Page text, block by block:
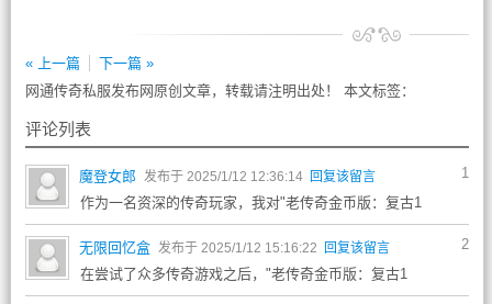
« 上一篇
下一篇 »
网通传奇私服发布网原创文章，转载请注明出处！ 本文标签：
评论列表
1
魔登女郎 发布于 2025/1/12 12:36:14 回复该留言
作为一名资深的传奇玩家，我对"老传奇金币版：复古1
2
无限回忆盒 发布于 2025/1/12 15:16:22 回复该留言
在尝试了众多传奇游戏之后，"老传奇金币版：复古1